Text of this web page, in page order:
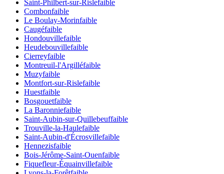
Saint-Philbert-sur-Rislefaible
Combonfaible
Le Boulay-Morinfaible
Caugéfaible
Hondouvillefaible
Heudebouvillefaible
Cierreyfaible
Montreuil-l'Argilléfaible
Muzyfaible
Montfort-sur-Rislefaible
Huestfaible
Bosgouetfaible
La Baronniefaible
Saint-Aubin-sur-Quillebeuffaible
Trouville-la-Haulefaible
Saint-Aubin-d'Écrosvillefaible
Hennezisfaible
Bois-Jérôme-Saint-Ouenfaible
Fiquefleur-Équainvillefaible